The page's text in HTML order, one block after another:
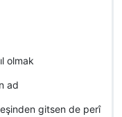
olmak
ad
gitsen de perî